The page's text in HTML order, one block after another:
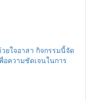
ยใจอาสา กิจกรรมนี้จัด
ความชัดเจนในการ